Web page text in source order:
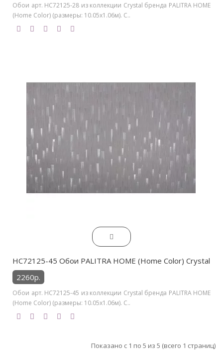
Обои арт. HC72125-28 из коллекции Crystal бренда PALITRA HOME
(Home Color) (размеры: 10.05х1.06м). С..
HC72125-45 Обои PALITRA HOME (Home Color) Crystal
2260р.
Обои арт. HC72125-45 из коллекции Crystal бренда PALITRA HOME
(Home Color) (размеры: 10.05х1.06м). С..
Показано с 1 по 5 из 5 (всего 1 страниц)